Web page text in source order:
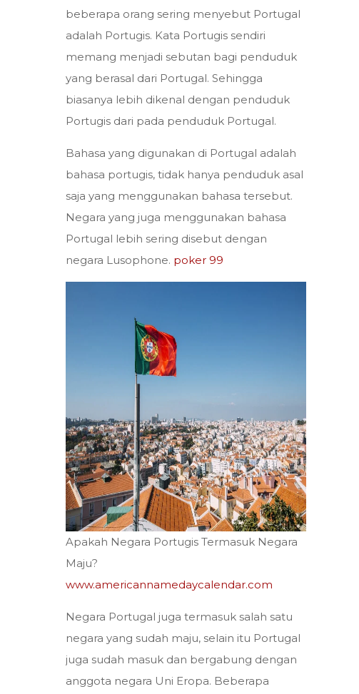
beberapa orang sering menyebut Portugal
adalah Portugis. Kata Portugis sendiri
memang menjadi sebutan bagi penduduk
yang berasal dari Portugal. Sehingga
biasanya lebih dikenal dengan penduduk
Portugis dari pada penduduk Portugal.
Bahasa yang digunakan di Portugal adalah
bahasa portugis, tidak hanya penduduk asal
saja yang menggunakan bahasa tersebut.
Negara yang juga menggunakan bahasa
Portugal lebih sering disebut dengan
negara Lusophone. poker 99
Apakah Negara Portugis Termasuk Negara
Maju?
www.americannamedaycalendar.com
Negara Portugal juga termasuk salah satu
negara yang sudah maju, selain itu Portugal
juga sudah masuk dan bergabung dengan
anggota negara Uni Eropa. Beberapa